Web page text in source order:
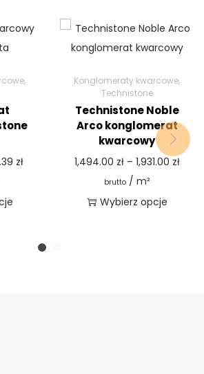
,
zł
Konglomeraty kwarcowe,
Technistone
Technistone Noble
Arco konglomerat
kwarcowy
1,494.00 zł – 1,931.00 zł
brutto/ m²
Wybierz opcje